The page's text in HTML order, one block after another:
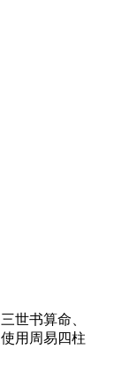
世书算命、
用周易四柱